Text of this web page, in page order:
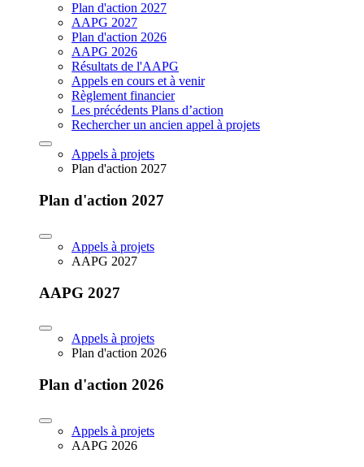
Plan d'action 2027
AAPG 2027
Plan d'action 2026
AAPG 2026
Résultats de l'AAPG
Appels en cours et à venir
Règlement financier
Les précédents Plans d’action
Rechercher un ancien appel à projets
Appels à projets
Plan d'action 2027
Plan d'action 2027
Appels à projets
AAPG 2027
AAPG 2027
Appels à projets
Plan d'action 2026
Plan d'action 2026
Appels à projets
AAPG 2026